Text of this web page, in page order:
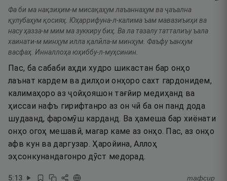
Фа би ма нақзиҳим-м мисақаҳум лаъаннаҳум ва ҷаъална
қулубаҳум қосияҳ. Юҳаррифуна-л-калима ъам мавазиъиҳи ва
насу ҳазза-м мим ма зуккиру биҳ. Ва ла тазалу татталиъу ъала
хаинати-м минҳум илла қалӣла-м минҳум. Фаъфу ъанҳум
васфаҳ. Инналлоҳа юҳиббу-л-муҳсинин.
Пас, ба сабаби аҳди худро шикастан бар онҳо
лаънат кардем ва дилҳои онҳоро сахт гардонидем,
калимаҳоро аз ҷойҳояшон тағйир медиҳанд ва
ҳиссаи нафъ гирифтанро аз он чӣ ба он панд дода
шудаанд, фаромӯш карданд. Ва ҳамеша бар хиёнати
онҳо огоҳ мешавӣ, магар каме аз онҳо. Пас, аз онҳо
афв кун ва даргузар. Ҳаройина, Аллоҳ
эҳсонкунандагонро дӯст медорад.
5:13 тафсир